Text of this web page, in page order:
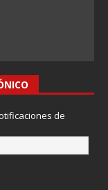
de